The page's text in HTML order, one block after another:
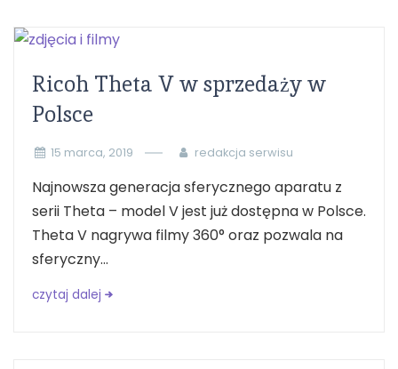
Ricoh Theta V w sprzedaży w
Polsce
15 marca, 2019 redakcja serwisu
Najnowsza generacja sferycznego aparatu z
serii Theta – model V jest już dostępna w Polsce.
Theta V nagrywa filmy 360° oraz pozwala na
sferyczny...
czytaj dalej